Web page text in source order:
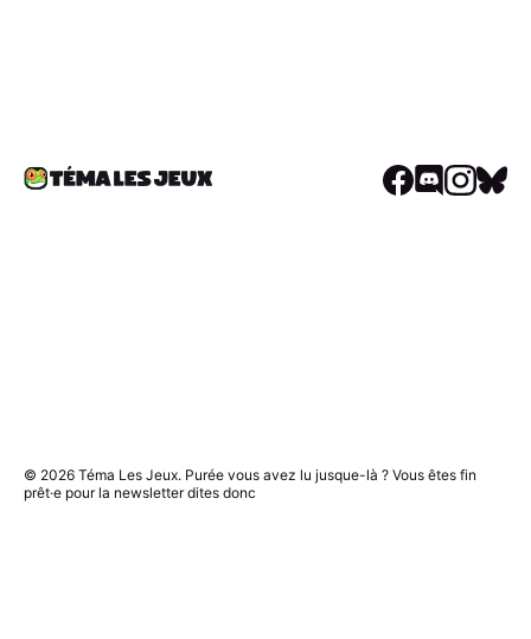
© 2026 Téma Les Jeux. Purée vous avez lu jusque-là ? Vous êtes fin
prêt·e pour la newsletter dites donc